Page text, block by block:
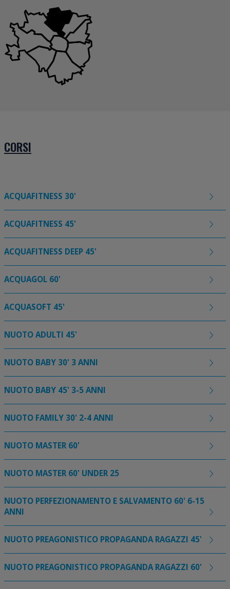
CORSI
ACQUAFITNESS 30'
ACQUAFITNESS 45'
ACQUAFITNESS DEEP 45'
ACQUAGOL 60'
ACQUASOFT 45'
NUOTO ADULTI 45'
NUOTO BABY 30' 3 ANNI
NUOTO BABY 45' 3-5 ANNI
NUOTO FAMILY 30' 2-4 ANNI
NUOTO MASTER 60'
NUOTO MASTER 60' UNDER 25
NUOTO PERFEZIONAMENTO E SALVAMENTO 60' 6-15
ANNI
NUOTO PREAGONISTICO PROPAGANDA RAGAZZI 45'
NUOTO PREAGONISTICO PROPAGANDA RAGAZZI 60'